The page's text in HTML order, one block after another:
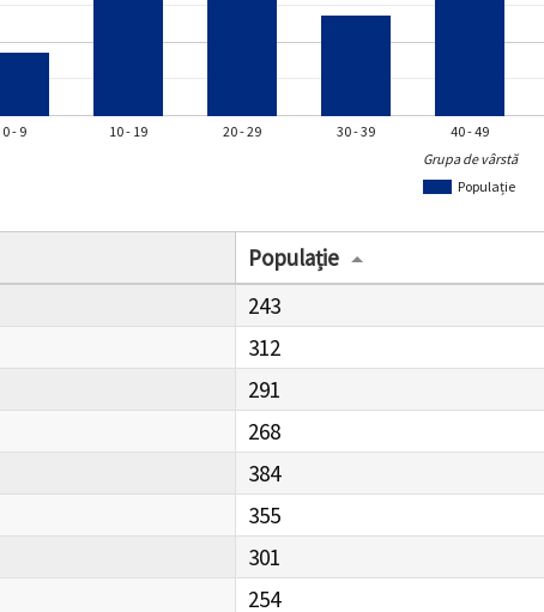
Populație
0 - 9 10 - 19 20 - 29 30 - 39 40 - 49
Grupa de vârstă
Populație
243
312
291
268
384
355
301
254